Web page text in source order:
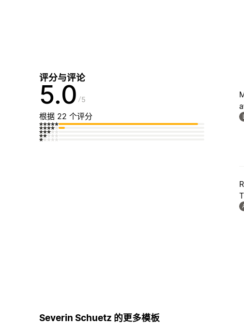
评分与评论
5.0 5
根据 22 个评分
Severin Schuetz 的更多模板